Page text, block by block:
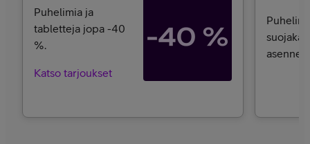
Puhelimia ja
tabletteja jopa -40
%.
Katso tarjoukset